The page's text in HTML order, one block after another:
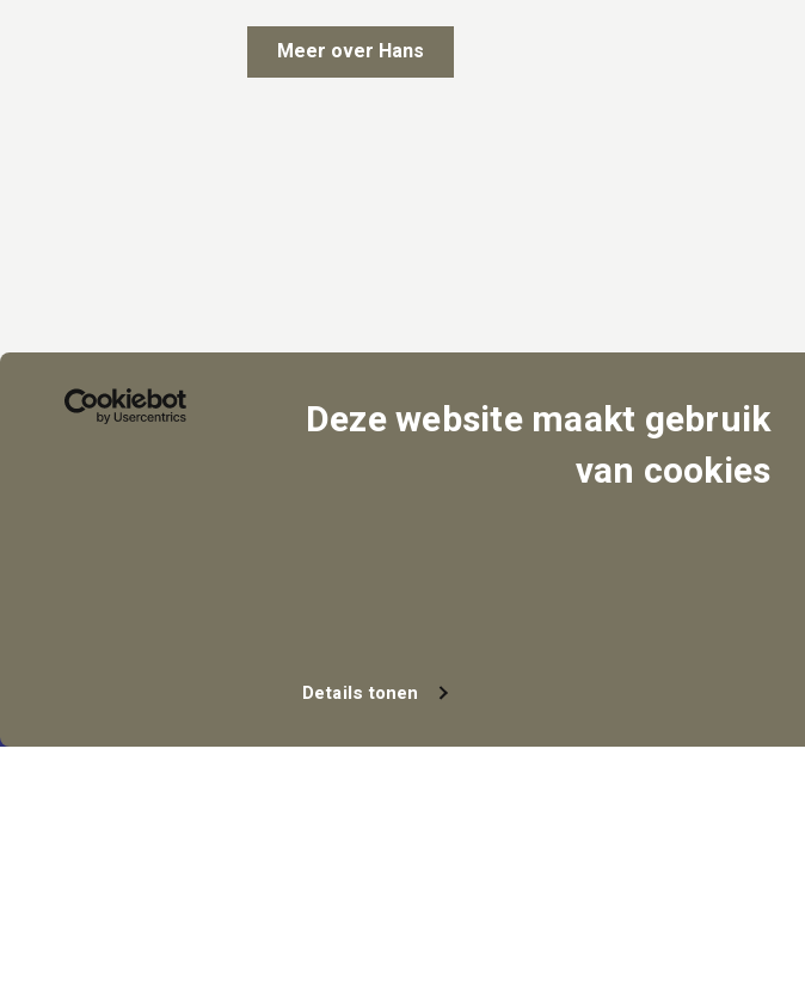
Deze website maakt gebruik
van cookies
Details tonen
Meer over Hans
info@pallas.nl